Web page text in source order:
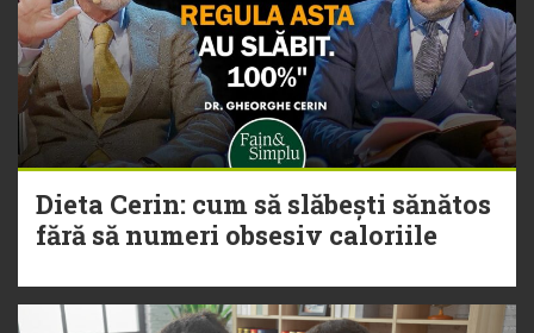
Dieta Cerin: cum să slăbești sănătos
fără să numeri obsesiv caloriile